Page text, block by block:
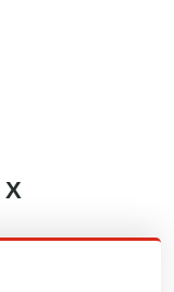
X